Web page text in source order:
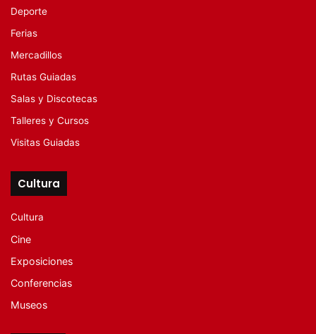
Deporte
Ferias
Mercadillos
Rutas Guiadas
Salas y Discotecas
Talleres y Cursos
Visitas Guiadas
Cultura
Cultura
Cine
Exposiciones
Conferencias
Museos